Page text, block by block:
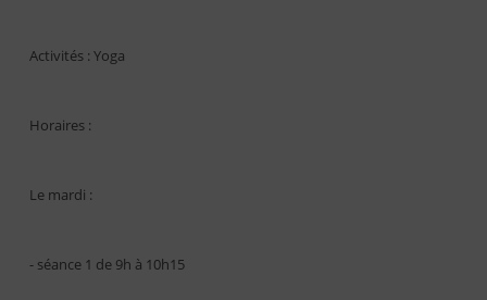
Activités : Yoga
Horaires :
Le mardi :
- séance 1 de 9h à 10h15